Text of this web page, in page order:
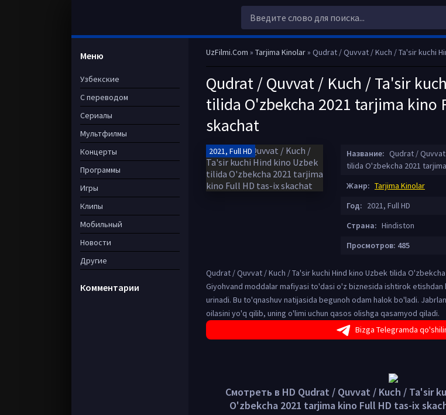
UzFilmi.Com » Tarjima Kinolar» Qudrat / Quvvat / Kuch / Ta'sir kuchi Hind kino Uzbek
Qudrat / Quvvat / Kuch / Ta'sir
tilida O'zbekcha 2021 tarjima kino
skachat
2021, Full HD Название: Qudrat /
tilida O'zbekcha 2021
Жанр: Tarjima Kinolar
Год: 2021, Full HD
Страна: Hindiston
Просмотров: 485
Qudrat / Quvvat / Kuch / Ta'sir kuchi Hind kino Uzbek tilida
Giyohvand moddalar mafiyasi to'dasi o'z biznesida ishtirok
urinadi. Bu to'qnashuv natijasida begunoh odam halok bo'ladi.
oilasini yo'q qilib, uning o'limi uchun qasos olishga qasamyod qiladi.
Bizga Telegramda
Смотреть в HD Qudrat / Quvvat / Kuch / Ta'sir
O'zbekcha 2021 tarjima kino Full HD tas-ix
Меню
Узбекские
С переводом
Сериалы
Мультфилмы
Концерты
Программы
Игры
Клипы
Мобильный
Новости
Другие
Комментарии